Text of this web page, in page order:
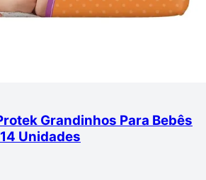
Grandinhos Para Bebês
Unidades